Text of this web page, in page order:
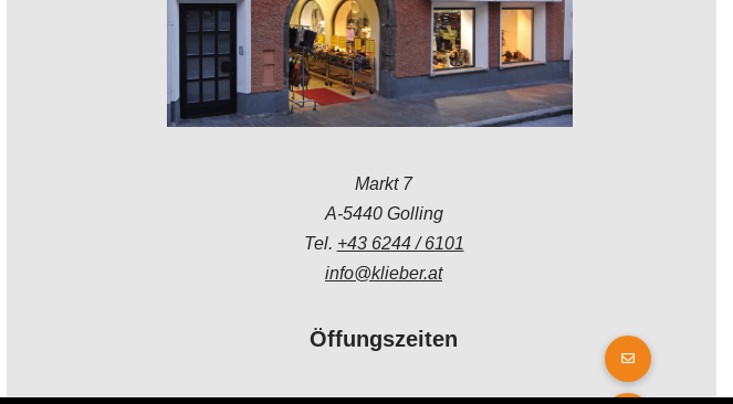
Markt 7
A-5440 Golling
Tel. +43 6244 / 6101
info@klieber.at
Öffungszeiten